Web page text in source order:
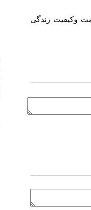
وکیفیت زندگی